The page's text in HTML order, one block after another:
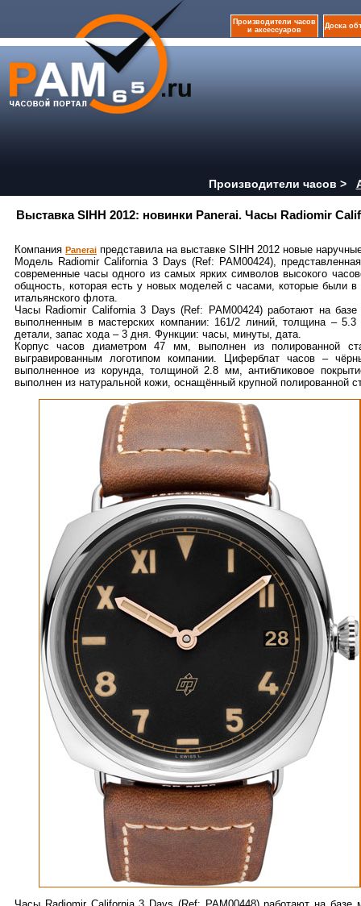
Производители часов
и аксессуаров
Доска
Производители часов >
Выставка SIHH 2012: новинки Panerai. Часы Radiomir
Компания Panerai представила на выставке SIHH 2012 новые
Модель Radiomir California 3 Days (Ref: РАМ00424),
современные часы одного из самых ярких символов высокого
общность, которая есть у новых моделей с часами, которые были
итальянского флота.
Часы Radiomir California 3 Days (Ref: РАМ00424) работают на
выполненным в мастерских компании: 161/2 линий, толщина –
детали, запас хода – 3 дня. Функции: часы, минуты, дата.
Корпус часов диаметром 47 мм, выполнен из полированной
выгравированным логотипом компании. Циферблат часов –
выполненное из корунда, толщиной 2.8 мм, антибликовое
выполнен из натуральной кожи, оснащённый крупной полированной